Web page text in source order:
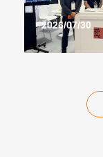
2026/07/30